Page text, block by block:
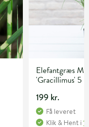
Elefantgræs
'Gracillimus' 5
199 kr.
Få leveret
Klik & Hent i